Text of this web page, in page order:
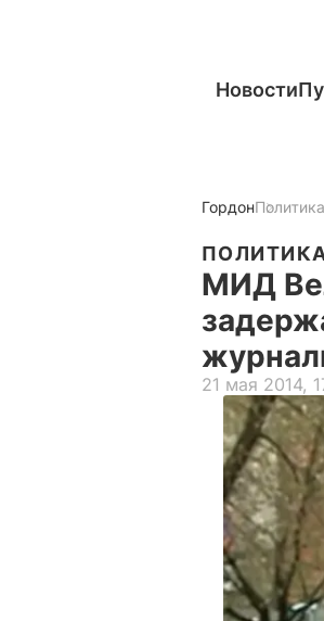
Новости
ГордонПолитика
МИД
21 мая 2014,